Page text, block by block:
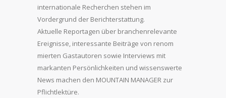
internationale Recherchen stehen im
Vordergrund der Berichterstattung.
Aktuelle Reportagen über branchenrelevante
Ereignisse, interessante Beiträge von renom
mierten Gastautoren sowie Interviews mit
markanten Persönlichkeiten und wissenswerte
News machen den MOUNTAIN MANAGER zur
Pflichtlektüre.